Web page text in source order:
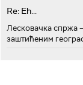
Re: Eh...
Лесковачка спржа
заштићеним